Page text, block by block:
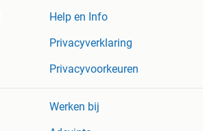
Help en Info
Privacyverklaring
Privacyvoorkeuren
Werken bij